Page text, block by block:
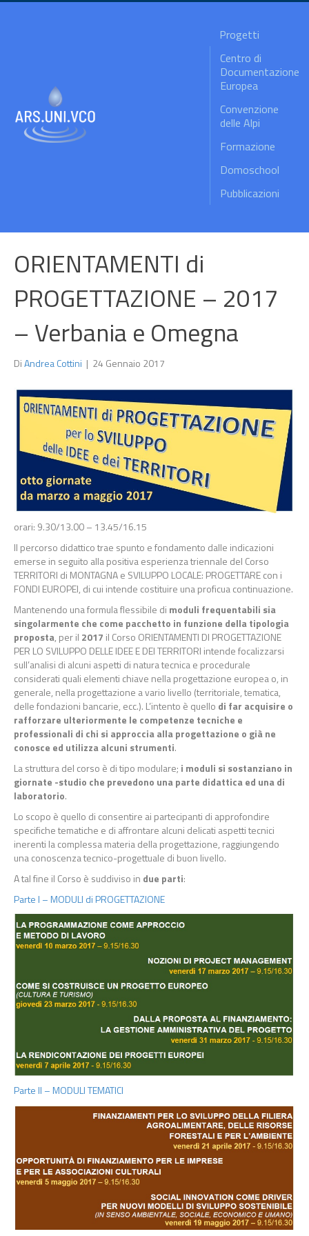
Progetti
Centro di
Documentazione
Europea
Convenzione
delle Alpi
Formazione
Domoschool
Pubblicazioni
ORIENTAMENTI di
PROGETTAZIONE – 2017
– Verbania e Omegna
DiAndrea Cottini | 24 Gennaio 2017
orari: 9.30/13.00 – 13.45/16.15
Il percorso didattico trae spunto e fondamento dalle indicazioni
emerse in seguito alla positiva esperienza triennale del Corso
TERRITORI di MONTAGNA e SVILUPPO LOCALE: PROGETTARE con i
FONDI EUROPEI, di cui intende costituire una proficua continuazione.
Mantenendo una formula flessibile di moduli frequentabili sia
singolarmente che come pacchetto in funzione della tipologia
proposta, per il 2017 il Corso ORIENTAMENTI DI PROGETTAZIONE
PER LO SVILUPPO DELLE IDEE E DEI TERRITORI intende focalizzarsi
sull’analisi di alcuni aspetti di natura tecnica e procedurale
considerati quali elementi chiave nella progettazione europea o, in
generale, nella progettazione a vario livello (territoriale, tematica,
delle fondazioni bancarie, ecc.). L’intento è quello di far acquisire o
rafforzare ulteriormente le competenze tecniche e
professionali di chi si approccia alla progettazione o già ne
conosce ed utilizza alcuni strumenti.
La struttura del corso è di tipo modulare; i moduli si sostanziano in
giornate -studio che prevedono una parte didattica ed una di
laboratorio.
Lo scopo è quello di consentire ai partecipanti di approfondire
specifiche tematiche e di affrontare alcuni delicati aspetti tecnici
inerenti la complessa materia della progettazione, raggiungendo
una conoscenza tecnico-progettuale di buon livello.
A tal fine il Corso è suddiviso in due parti:
Parte I – MODULI di PROGETTAZIONE
Parte II – MODULI TEMATICI